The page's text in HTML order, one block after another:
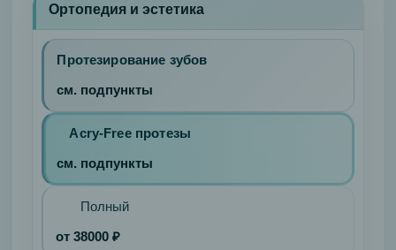
Неподвижного
зуба
простое
сложное
Экспресс-
Домашнее
отбеливание
Ортопедия и эстетика
Протезирование зубов
см. подпункты
Acry-Free протезы
см. подпункты
Полный
от 38000 ₽